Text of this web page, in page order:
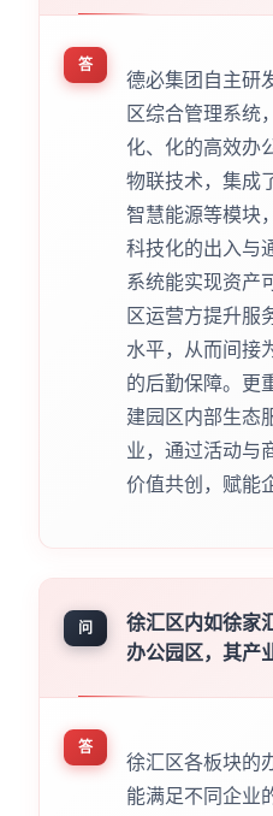
答
德必集团自主研
区综合管理系统
化、化的高效办
物联技术，集成
智慧能源等模块
科技化的出入与
系统能实现资产
区运营方提升服
水平，从而间接
的后勤保障。更
建园区内部生态
业，通过活动与
价值共创，赋能
问
徐汇区内如徐家
办公园区，其产
答
徐汇区各板块的
能满足不同企业